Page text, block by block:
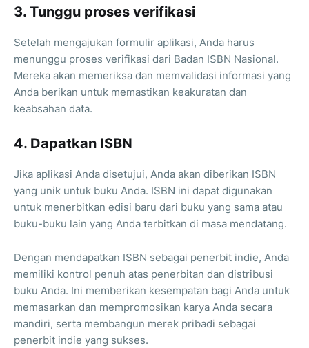
3. Tunggu proses verifikasi
Setelah mengajukan formulir aplikasi, Anda harus
menunggu proses verifikasi dari Badan ISBN Nasional.
Mereka akan memeriksa dan memvalidasi informasi yang
Anda berikan untuk memastikan keakuratan dan
keabsahan data.
4. Dapatkan ISBN
Jika aplikasi Anda disetujui, Anda akan diberikan ISBN
yang unik untuk buku Anda. ISBN ini dapat digunakan
untuk menerbitkan edisi baru dari buku yang sama atau
buku-buku lain yang Anda terbitkan di masa mendatang.
Dengan mendapatkan ISBN sebagai penerbit indie, Anda
memiliki kontrol penuh atas penerbitan dan distribusi
buku Anda. Ini memberikan kesempatan bagi Anda untuk
memasarkan dan mempromosikan karya Anda secara
mandiri, serta membangun merek pribadi sebagai
penerbit indie yang sukses.